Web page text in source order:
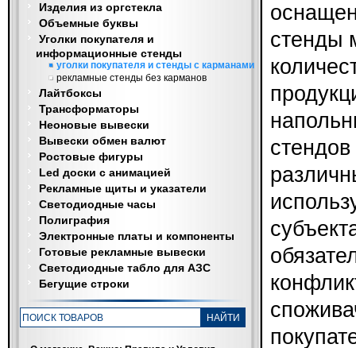
Изделия из оргстекла
Объемные буквы
Уголки покупателя и
информационные стенды
уголки покупателя и стенды с карманами
рекламные стенды без карманов
Лайтбоксы
Трансформаторы
Неоновые вывески
Вывески обмен валют
Ростовые фигуры
Led доски с анимацией
Рекламные щиты и указатели
Светодиодные часы
Полиграфия
Электронные платы и компоненты
Готовые рекламные вывески
Светодиодные табло для АЗС
Бегущие строки
стенды